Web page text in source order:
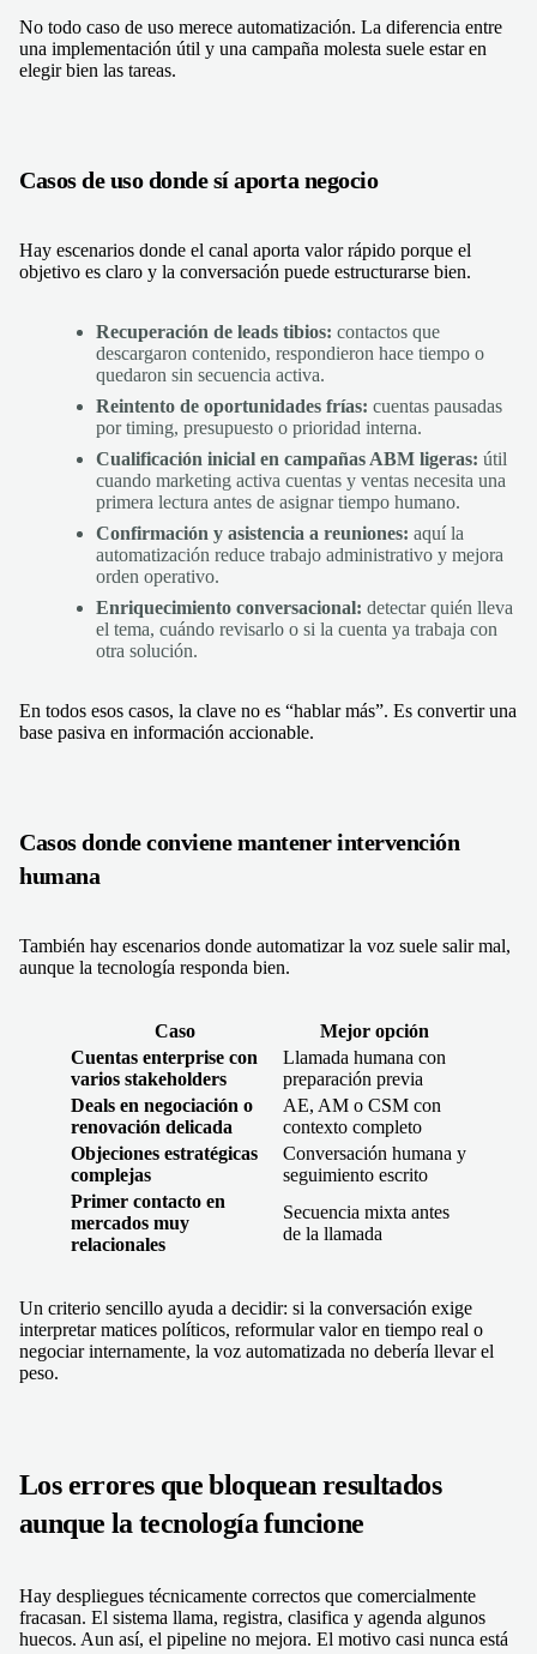
No todo caso de uso merece automatización. La diferencia entre
una implementación útil y una campaña molesta suele estar en
elegir bien las tareas.
Casos de uso donde sí aporta negocio
Hay escenarios donde el canal aporta valor rápido porque el
objetivo es claro y la conversación puede estructurarse bien.
Recuperación de leads tibios: contactos que
descargaron contenido, respondieron hace tiempo o
quedaron sin secuencia activa.
Reintento de oportunidades frías: cuentas pausadas
por timing, presupuesto o prioridad interna.
Cualificación inicial en campañas ABM ligeras: útil
cuando marketing activa cuentas y ventas necesita una
primera lectura antes de asignar tiempo humano.
Confirmación y asistencia a reuniones: aquí la
automatización reduce trabajo administrativo y mejora
orden operativo.
Enriquecimiento conversacional: detectar quién lleva
el tema, cuándo revisarlo o si la cuenta ya trabaja con
otra solución.
En todos esos casos, la clave no es “hablar más”. Es convertir una
base pasiva en información accionable.
Casos donde conviene mantener intervención
humana
También hay escenarios donde automatizar la voz suele salir mal,
aunque la tecnología responda bien.
Caso
Mejor opción
Cuentas enterprise con
varios stakeholders
Llamada humana con
preparación previa
Deals en negociación o
renovación delicada
AE, AM o CSM con
contexto completo
Objeciones estratégicas
complejas
Conversación humana y
seguimiento escrito
Primer contacto en
mercados muy
relacionales
Secuencia mixta antes
de la llamada
Un criterio sencillo ayuda a decidir: si la conversación exige
interpretar matices políticos, reformular valor en tiempo real o
negociar internamente, la voz automatizada no debería llevar el
peso.
Los errores que bloquean resultados
aunque la tecnología funcione
Hay despliegues técnicamente correctos que comercialmente
fracasan. El sistema llama, registra, clasifica y agenda algunos
huecos. Aun así, el pipeline no mejora. El motivo casi nunca está